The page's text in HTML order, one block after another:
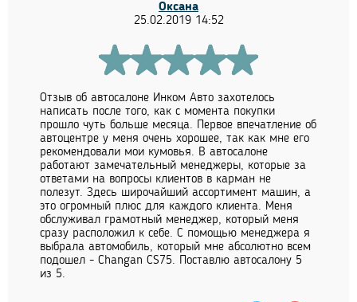
Оксана
25.02.2019 14:52
Отзыв об автосалоне Инком Авто захотелось
написать после того, как с момента покупки
прошло чуть больше месяца. Первое впечатление об
автоцентре у меня очень хорошее, так как мне его
рекомендовали мои кумовья. В автосалоне
работают замечательный менеджеры, которые за
ответами на вопросы клиентов в карман не
полезут. Здесь широчайший ассортимент машин, а
это огромный плюс для каждого клиента. Меня
обслуживал грамотный менеджер, который меня
сразу расположил к себе. С помощью менеджера я
выбрала автомобиль, который мне абсолютно всем
подошел - Changan CS75. Поставлю автосалону 5
из 5.